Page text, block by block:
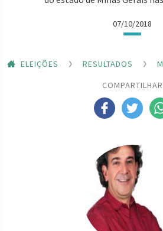
07/10/2018
ELEIÇÕES RESULTADOS
COMPARTILHAR